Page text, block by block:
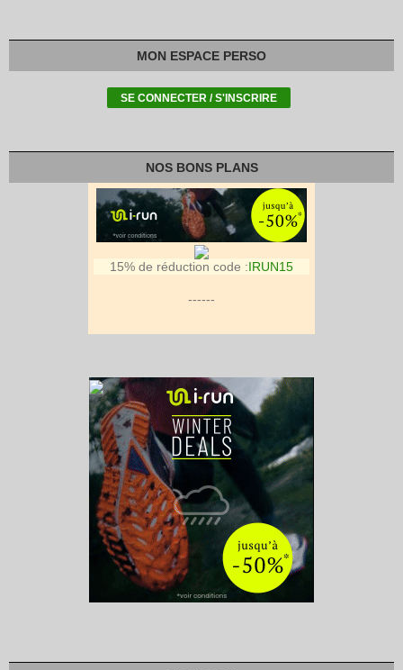
MON ESPACE PERSO
NOS BONS PLANS
15% de réduction code :IRUN15
------